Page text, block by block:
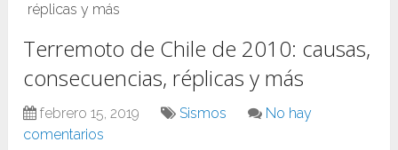
réplicas y más
Terremoto de Chile de 2010: causas,
consecuencias, réplicas y más
febrero 15, 2019 Sismos
No hay
comentarios